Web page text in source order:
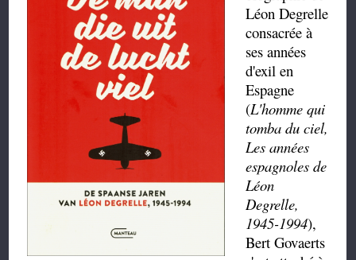
Léon Degrelle
consacrée à
ses années
d'exil en
Espagne
(L'homme qui
tomba du ciel,
Les années
espagnoles de
Léon
Degrelle,
1945-1994),
Bert Govaerts